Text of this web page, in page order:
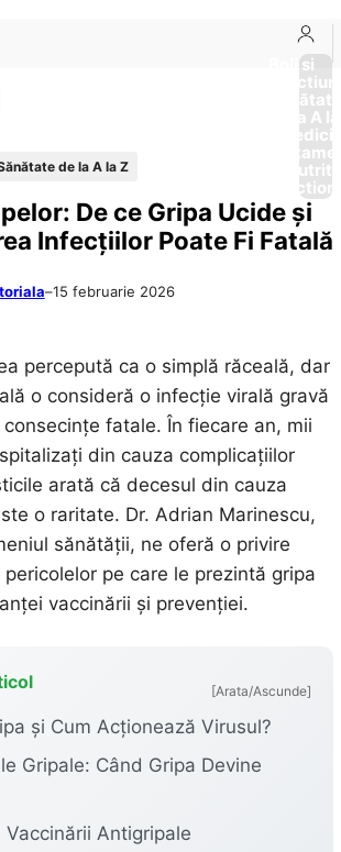
Boli si
Afectiuni
Sănătate
de la A
de la A la Z
De ce Gripa Ucide și
Infecțiilor Poate Fi Fatală
–15 februarie 2026
percepută ca o simplă răceală, dar
o consideră o infecție virală gravă
fatale. În fiecare an, mii
din cauza complicațiilor
arată că decesul din cauza
o raritate. Dr. Adrian Marinescu,
sănătății, ne oferă o privire
pe care le prezintă gripa
vaccinării și prevenției.
[Arata/Ascunde]
și Cum Acționează Virusul?
Gripale: Când Gripa Devine
Antigripale